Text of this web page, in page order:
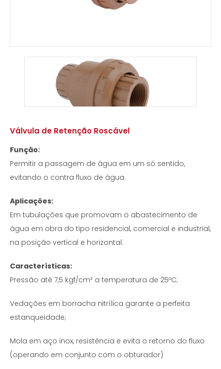
Válvula de Retenção Roscável
Função:
Permitir a passagem de água em um só sentido,
evitando o contra fluxo de água.
Aplicações:
Em tubulações que promovam o abastecimento de
água em obra do tipo residencial, comercial e industrial,
na posição vertical e horizontal.
Características:
Pressão até 7,5 kgf/cm² a temperatura de 25ºC;
Vedações em borracha nitrílica garante a perfeita
estanqueidade;
Mola em aço inox, resistência e evita o retorno do fluxo
(operando em conjunto com o obturador)